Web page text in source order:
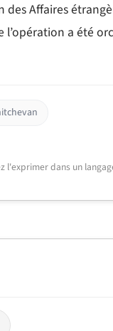
Affaires
a été
l'exprimer dans un